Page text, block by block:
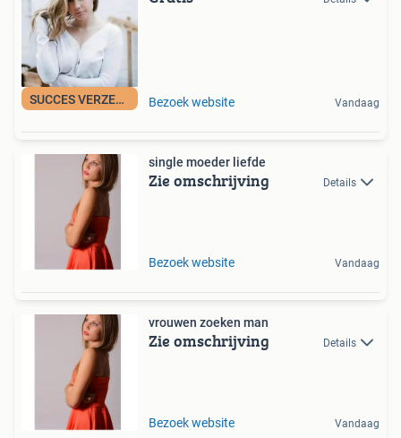
SUCCES VERZEKERD Bezoek website Vandaag
single moeder liefde
Zie omschrijving Details
Bezoek website Vandaag
vrouwen zoeken man
Zie omschrijving Details
Bezoek website Vandaag